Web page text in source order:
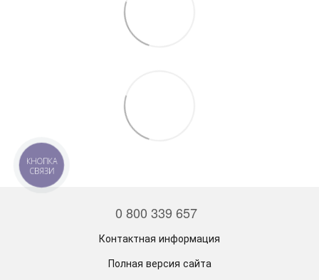
0 800 339 657
Контактная информация
Полная версия сайта
КНОПКА
СВЯЗИ